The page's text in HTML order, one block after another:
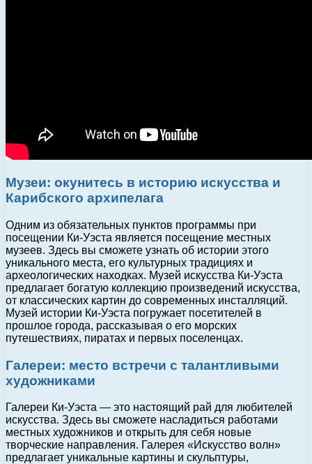
Музеи: окунитесь в историю искусства и
Карибского архипелага
Одним из обязательных пунктов программы при
посещении Ки-Уэста является посещение местных
музеев. Здесь вы сможете узнать об истории этого
уникального места, его культурных традициях и
археологических находках. Музей искусства Ки-Уэста
предлагает богатую коллекцию произведений искусства,
от классических картин до современных инсталляций.
Музей истории Ки-Уэста погружает посетителей в
прошлое города, рассказывая о его морских
путешествиях, пиратах и первых поселенцах.
Галереи: место встречи с талантливыми
художниками
Галереи Ки-Уэста — это настоящий рай для любителей
искусства. Здесь вы сможете насладиться работами
местных художников и открыть для себя новые
творческие направления. Галерея «Искусство волн»
предлагает уникальные картины и скульптуры,